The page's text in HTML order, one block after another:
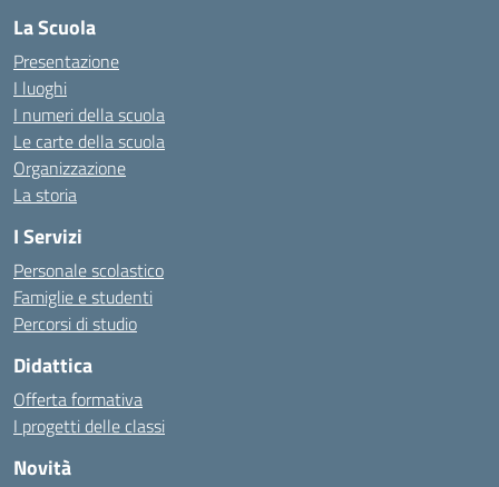
La Scuola
Presentazione
I luoghi
I numeri della scuola
Le carte della scuola
Organizzazione
La storia
I Servizi
Personale scolastico
Famiglie e studenti
Percorsi di studio
Didattica
Offerta formativa
I progetti delle classi
Novità